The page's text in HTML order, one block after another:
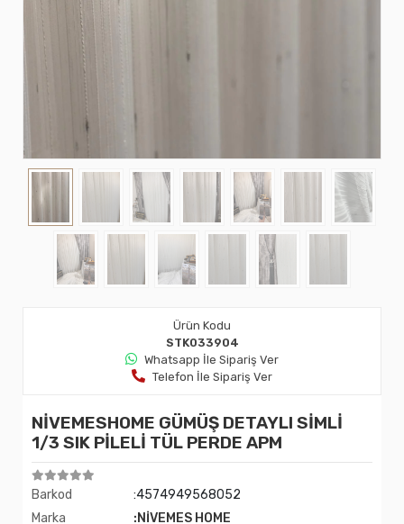
Ürün Kodu
STK033904
Whatsapp İle Sipariş Ver
Telefon İle Sipariş Ver
NİVEMESHOME GÜMÜŞ DETAYLI SİMLİ
1/3 SIK PİLELİ TÜL PERDE APM
Barkod
:4574949568052
Marka
:NİVEMES HOME